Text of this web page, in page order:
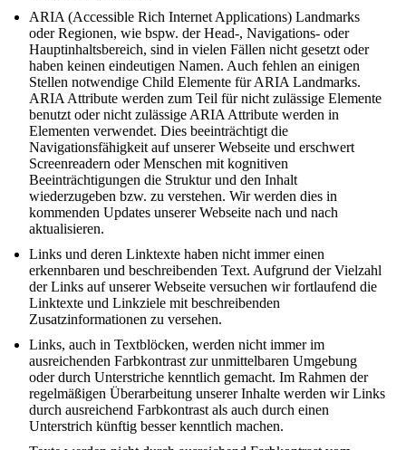
ARIA (Accessible Rich Internet Applications) Landmarks
oder Regionen, wie bspw. der Head-, Navigations- oder
Hauptinhaltsbereich, sind in vielen Fällen nicht gesetzt oder
haben keinen eindeutigen Namen. Auch fehlen an einigen
Stellen notwendige Child Elemente für ARIA Landmarks.
ARIA Attribute werden zum Teil für nicht zulässige Elemente
benutzt oder nicht zulässige ARIA Attribute werden in
Elementen verwendet. Dies beeinträchtigt die
Navigationsfähigkeit auf unserer Webseite und erschwert
Screenreadern oder Menschen mit kognitiven
Beeinträchtigungen die Struktur und den Inhalt
wiederzugeben bzw. zu verstehen. Wir werden dies in
kommenden Updates unserer Webseite nach und nach
aktualisieren.
Links und deren Linktexte haben nicht immer einen
erkennbaren und beschreibenden Text. Aufgrund der Vielzahl
der Links auf unserer Webseite versuchen wir fortlaufend die
Linktexte und Linkziele mit beschreibenden
Zusatzinformationen zu versehen.
Links, auch in Textblöcken, werden nicht immer im
ausreichenden Farbkontrast zur unmittelbaren Umgebung
oder durch Unterstriche kenntlich gemacht. Im Rahmen der
regelmäßigen Überarbeitung unserer Inhalte werden wir Links
durch ausreichend Farbkontrast als auch durch einen
Unterstrich künftig besser kenntlich machen.